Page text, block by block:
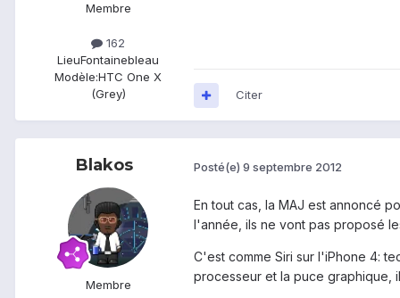
Membre
162
LieuFontainebleau
Modèle:HTC One X
(Grey)
Citer
Blakos
Membre
Posté(e) 9 septembre 2012
En tout cas, la MAJ est annoncé
l'année, ils ne vont pas proposé
C'est comme Siri sur l'iPhone 4:
processeur et la puce graphique,